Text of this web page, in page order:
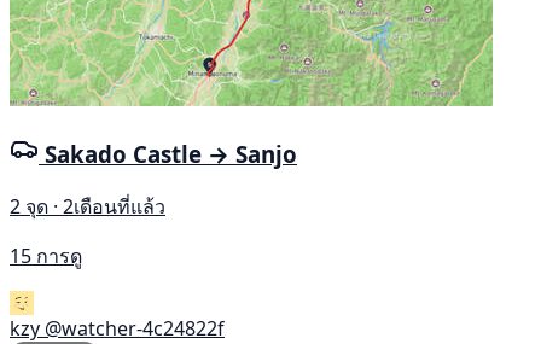
Sakado Castle → Sanjo
2 จุด · 2เดือนที่แล้ว
15 การดู
kzy @watcher-4c24822f